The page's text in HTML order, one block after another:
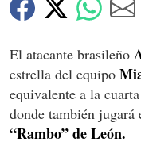
El atacante brasileño
estrella del equipo
equivalente a la
donde también
“Rambo” de León.